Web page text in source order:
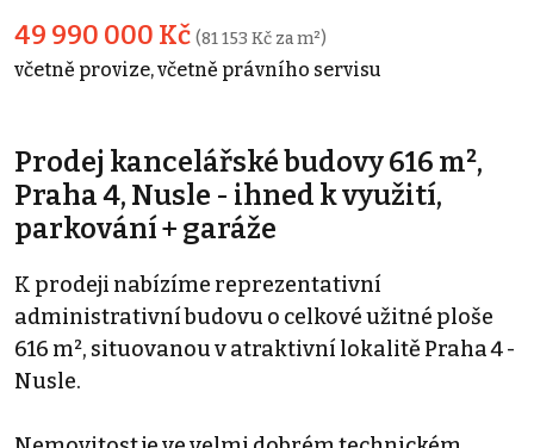
49 990 000 Kč (81 153 Kč za m²)
včetně provize, včetně právního servisu
Prodej kancelářské budovy 616 m²,
Praha 4, Nusle - ihned k využití,
parkování + garáže
K prodeji nabízíme reprezentativní
administrativní budovu o celkové užitné ploše
616 m², situovanou v atraktivní lokalitě Praha 4 -
Nusle.